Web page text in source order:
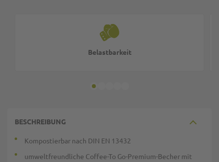
Belastbarkeit
BESCHREIBUNG
Kompostierbar nach DIN EN 13432
umweltfreundliche Coffee-To Go-Premium-Becher mit